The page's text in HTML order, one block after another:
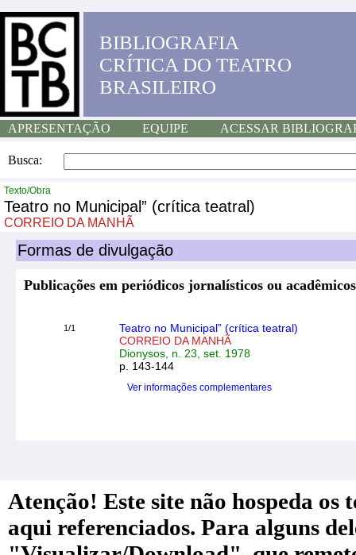
BIBLIOGRAFIA
CRÍTICA DO TEATRO
BRASILEIRO
APRESENTAÇÃO EQUIPE ACESSAR
Busca:
Texto/Obra
Teatro no Municipal” (crítica teatral)
CORREIO DA MANHÃ
Formas de divulgação
Publicações em periódicos jornalísticos ou acadêmicos
1/1
Teatro no Municipal” (crítica teatral)
CORREIO DA MANHÃ
Dionysos, n. 23, set. 1978
p. 143-144
Ver informações complementares
Atenção! Este site não hospeda
aqui referenciados. Para alguns